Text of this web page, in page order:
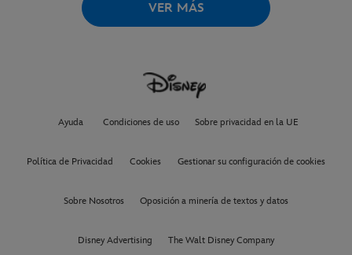
VER MÁS
Ayuda Condiciones de uso Sobre privacidad en la UE
Política de Privacidad Cookies Gestionar su configuración de cookies
Sobre Nosotros Oposición a minería de textos y datos
Disney Advertising The Walt Disney Company